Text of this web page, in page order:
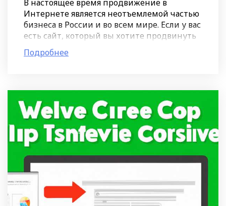
В настоящее время продвижение в
Интернете является неотъемлемой частью
бизнеса в России и во всем мире. Если у вас
есть сайт, который вы хотите продвинуть
в регионах, то региональное продвижение
– это то, что вам
Подробнее